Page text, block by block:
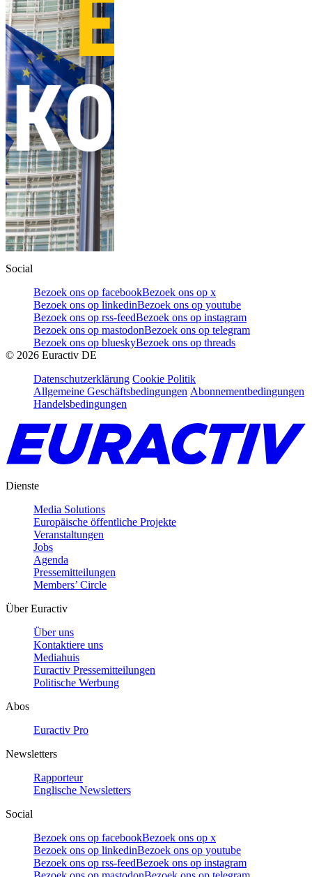
Social
Bezoek ons op facebookBezoek ons op x
Bezoek ons op linkedinBezoek ons op youtube
Bezoek ons op rss-feedBezoek ons op instagram
Bezoek ons op mastodonBezoek ons op telegram
Bezoek ons op blueskyBezoek ons op threads
© 2026 Euractiv DE
Datenschutzerklärung Cookie Politik
Allgemeine Geschäftsbedingungen Abonnementbedingungen
Handelsbedingungen
Dienste
Media Solutions
Europäische öffentliche Projekte
Veranstaltungen
Jobs
Agenda
Pressemitteilungen
Members’ Circle
Über Euractiv
Über uns
Kontaktiere uns
Mediahuis
Euractiv Pressemitteilungen
Politische Werbung
Abos
Euractiv Pro
Newsletters
Rapporteur
Englische Newsletters
Social
Bezoek ons op facebookBezoek ons op x
Bezoek ons op linkedinBezoek ons op youtube
Bezoek ons op rss-feedBezoek ons op instagram